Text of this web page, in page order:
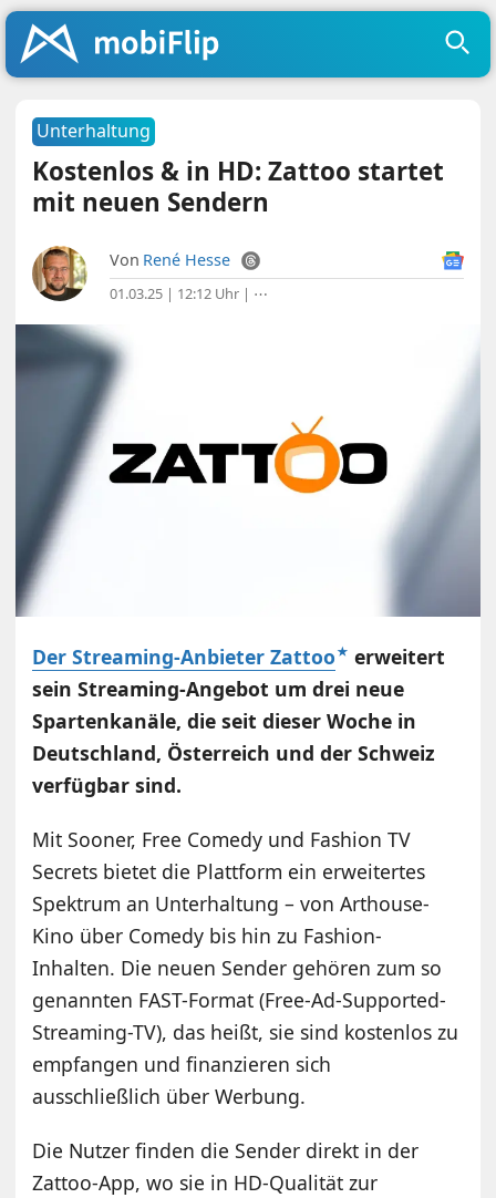
Unterhaltung
Kostenlos & in HD: Zattoo startet
mit neuen Sendern
Von René Hesse
01.03.25 | 12:12 Uhr | ⋯
Der Streaming-Anbieter Zattoo
erweitert
sein Streaming-Angebot um drei neue
Spartenkanäle, die seit dieser Woche in
Deutschland, Österreich und der Schweiz
verfügbar sind.
Mit Sooner, Free Comedy und Fashion TV
Secrets bietet die Plattform ein erweitertes
Spektrum an Unterhaltung – von Arthouse-
Kino über Comedy bis hin zu Fashion-
Inhalten. Die neuen Sender gehören zum so
genannten FAST-Format (Free-Ad-Supported-
Streaming-TV), das heißt, sie sind kostenlos zu
empfangen und finanzieren sich
ausschließlich über Werbung.
Die Nutzer finden die Sender direkt in der
Zattoo-App, wo sie in HD-Qualität zur